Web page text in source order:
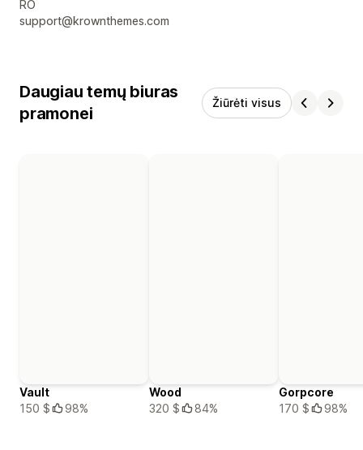
RO
support@krownthemes.com
Daugiau temų biuras
pramonei
Žiūrėti visus
Vault
150 $
98%
Wood
320 $
84%
Gorpcore
170 $
98%